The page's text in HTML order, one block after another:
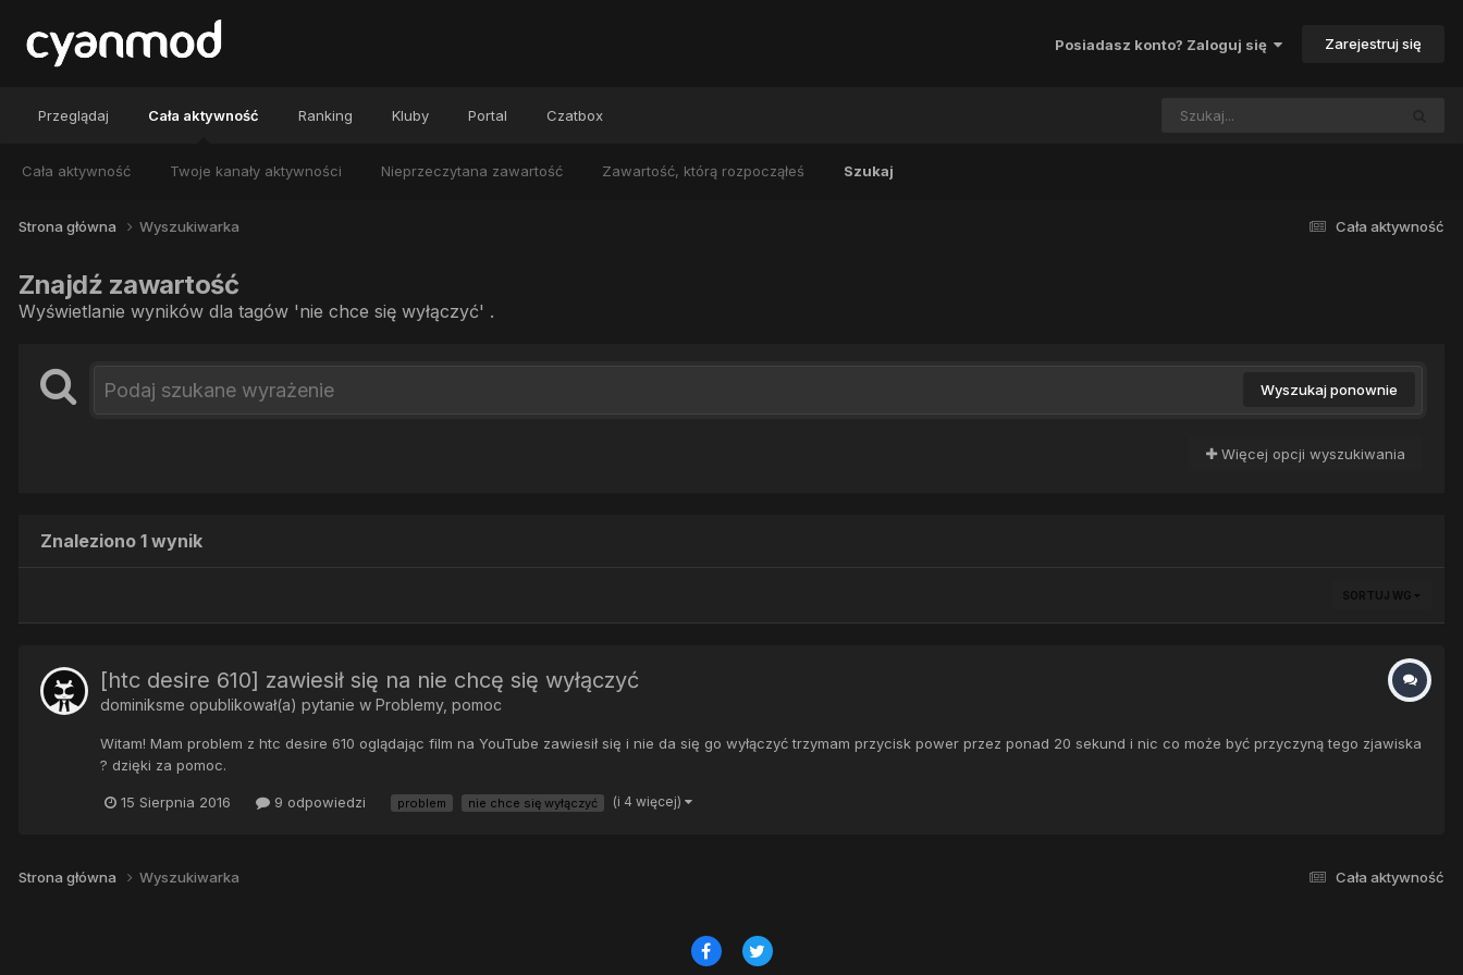
Posiadasz konto? Zaloguj się Zarejestruj się
Przeglądaj Cała aktywność
Cała aktywność Twoje kanały aktywności Nieprzeczytana zawartość Zawartość, którą rozpocząłeś Szukaj
Ranking Kluby Portal Czatbox
Cała aktywność
Strona główna Wyszukiwarka
Znajdź zawartość
Wyświetlanie wyników dla tagów 'nie chce się wyłączyć' .
Wyszukaj ponownie
Więcej opcji wyszukiwania
Znaleziono 1 wynik
SORTUJ WG
[htc desire 610] zawiesił się na nie chcę się wyłączyć
dominiksme opublikował(a) pytanie w Problemy, pomoc
Witam! Mam problem z htc desire 610 oglądając film na YouTube zawiesił się i nie da się go wyłączyć trzymam przycisk power przez ponad 20 sekund i nic co może być przyczyną tego zjawiska
? dzięki za pomoc.
15 Sierpnia 2016 9 odpowiedzi problem nie chce się wyłączyć (i 4 więcej)
Cała aktywność
Strona główna Wyszukiwarka